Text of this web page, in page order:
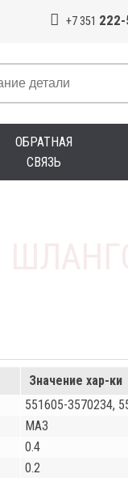
+7 351
ОБРАТНАЯ
СВЯЗЬ
Значение хар-ки
551605-3570234,
МАЗ
0.4
0.2